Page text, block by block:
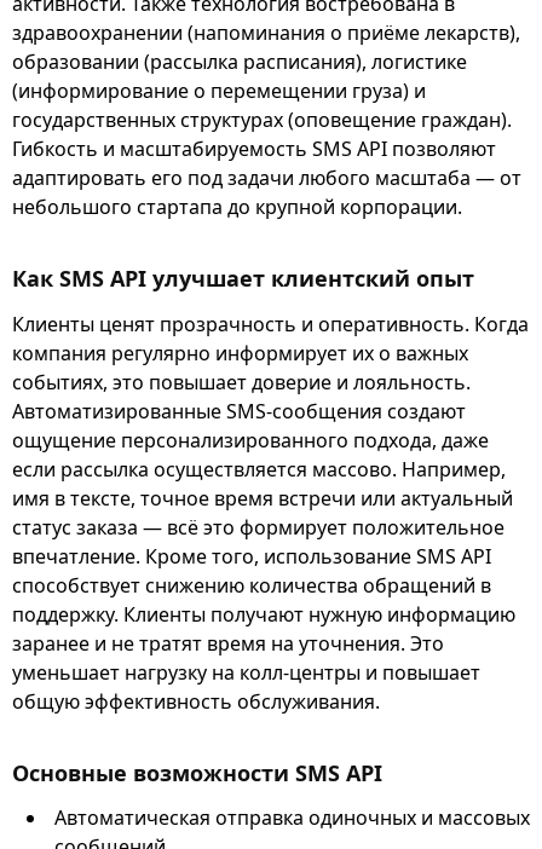
здравоохранении (напоминания о приёме лекарств),
образовании (рассылка расписания), логистике
(информирование о перемещении груза) и
государственных структурах (оповещение граждан).
Гибкость и масштабируемость SMS API позволяют
адаптировать его под задачи любого масштаба — от
небольшого стартапа до крупной корпорации.
Как SMS API улучшает клиентский опыт
Клиенты ценят прозрачность и оперативность. Когда
компания регулярно информирует их о важных
событиях, это повышает доверие и лояльность.
Автоматизированные SMS-сообщения создают
ощущение персонализированного подхода, даже
если рассылка осуществляется массово. Например,
имя в тексте, точное время встречи или актуальный
статус заказа — всё это формирует положительное
впечатление. Кроме того, использование SMS API
способствует снижению количества обращений в
поддержку. Клиенты получают нужную информацию
заранее и не тратят время на уточнения. Это
уменьшает нагрузку на колл-центры и повышает
общую эффективность обслуживания.
Основные возможности SMS API
Автоматическая отправка одиночных и массовых